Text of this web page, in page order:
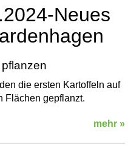
Neues
die ersten Kartoffeln auf
Flächen gepflanzt.
mehr »